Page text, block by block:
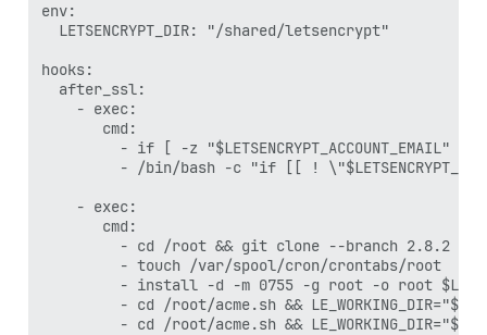
env:
  LETSENCRYPT_DIR: "/shared/letsencrypt"
hooks:
  after_ssl:
    - exec:
       cmd:
- if [ -z "$LETSENCRYPT_ACCOUNT_EMAIL"
- /bin/bash -c "if [[ !
    - exec:
       cmd:
- cd /root && git clone --branch 2.8.2
         - touch /var/spool/cron/crontabs/root
- install -d -m 0755 -g root -o root
- cd /root/acme.sh &&
- cd /root/acme.sh &&